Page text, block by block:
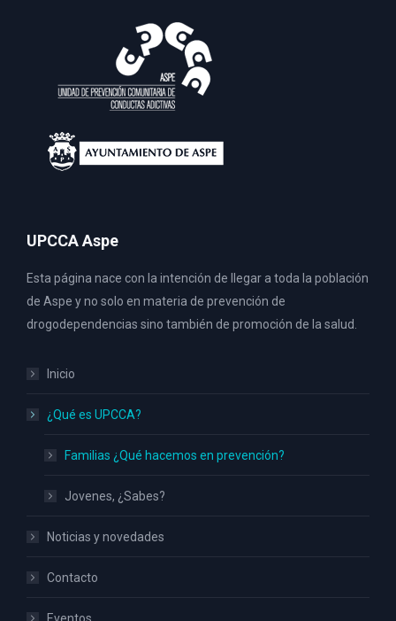
UPCCA Aspe
Esta página nace con la intención de llegar a toda la población
de Aspe y no solo en materia de prevención de
drogodependencias sino también de promoción de la salud.
Inicio
¿Qué es UPCCA?
Familias ¿Qué hacemos en prevención?
Jovenes, ¿Sabes?
Noticias y novedades
Contacto